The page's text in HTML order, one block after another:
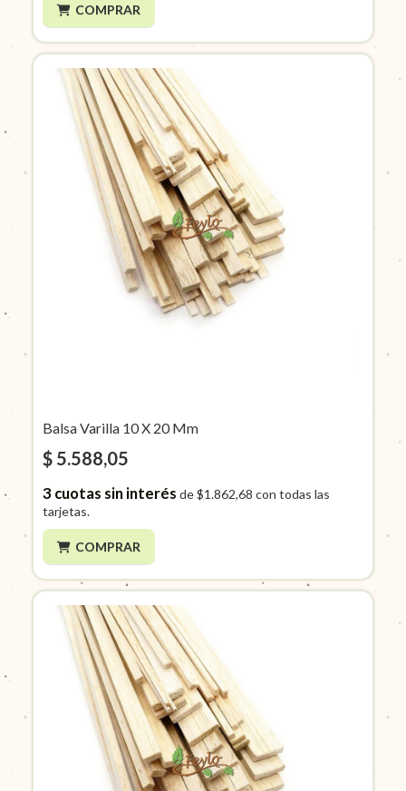
COMPRAR
Balsa Varilla 10 X 20 Mm
$ 5.588,05
3cuotas sin interés de$1.862,68 con todas las
tarjetas.
COMPRAR